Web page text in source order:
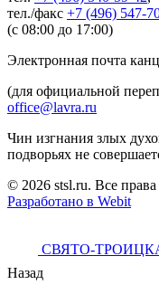
тел./факс +7 (496) 547-
(с 08:00 до 17:00)
Электронная почта
(для официальной
office@lavra.ru
Чин изгнания злых
подворьях не
© 2026 stsl.ru. Все
Разработано в Webit
СВЯТО-
Назад